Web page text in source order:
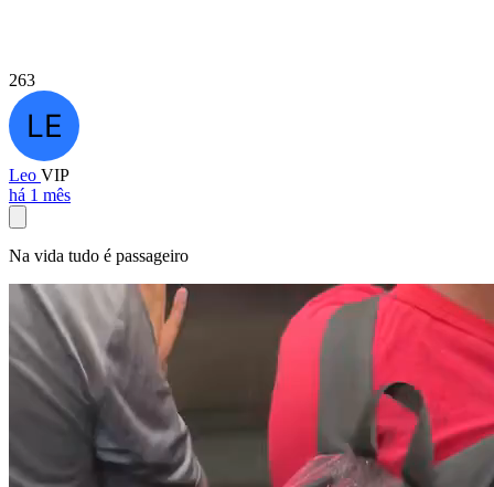
263
Leo VIP
há 1 mês
Na vida tudo é passageiro